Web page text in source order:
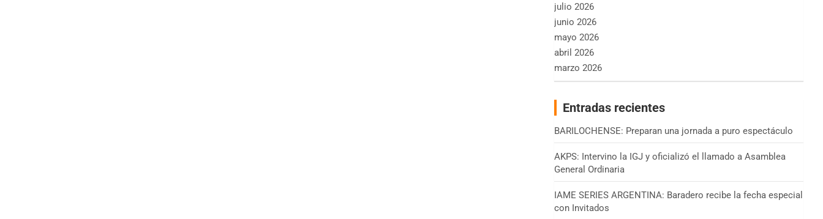
julio 2026
junio 2026
mayo 2026
abril 2026
marzo 2026
Entradas recientes
BARILOCHENSE: Preparan una jornada a puro espectáculo
AKPS: Intervino la IGJ y oficializó el llamado a Asamblea
General Ordinaria
IAME SERIES ARGENTINA: Baradero recibe la fecha especial
con Invitados